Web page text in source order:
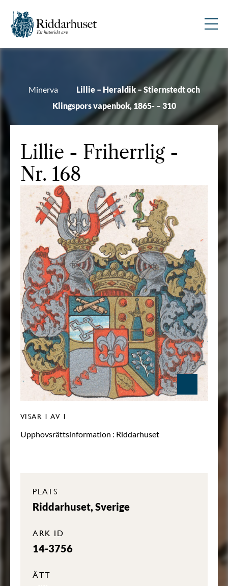
Minerva
Lillie – Heraldik – Stiernstedt och
Klingspors vapenbok, 1865- – 310
Lillie - Friherrlig -
Nr. 168
VISAR 1 AV 1
Upphovsrättsinformation : Riddarhuset
PLATS
Riddarhuset, Sverige
ARK ID
14-3756
ÄTT